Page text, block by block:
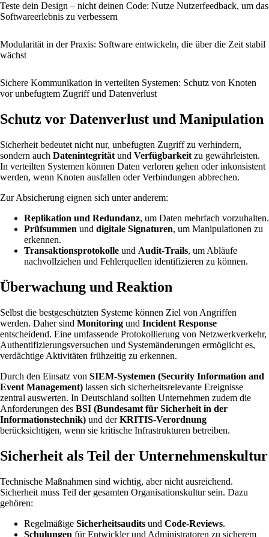
Teste dein Design – nicht deinen Code: Nutze Nutzerfeedback, um das
Softwareerlebnis zu verbessern
Modularität in der Praxis: Software entwickeln, die über die Zeit stabil
wächst
Sichere Kommunikation in verteilten Systemen: Schutz von Knoten
vor unbefugtem Zugriff und Datenverlust
Schutz vor Datenverlust und Manipulation
Sicherheit bedeutet nicht nur, unbefugten Zugriff zu verhindern,
sondern auch Datenintegrität und Verfügbarkeit zu gewährleisten.
In verteilten Systemen können Daten verloren gehen oder inkonsistent
werden, wenn Knoten ausfallen oder Verbindungen abbrechen.
Zur Absicherung eignen sich unter anderem:
Replikation und Redundanz, um Daten mehrfach vorzuhalten.
Prüfsummen und digitale Signaturen, um Manipulationen zu
erkennen.
Transaktionsprotokolle und Audit-Trails, um Abläufe
nachvollziehen und Fehlerquellen identifizieren zu können.
Überwachung und Reaktion
Selbst die bestgeschützten Systeme können Ziel von Angriffen
werden. Daher sind Monitoring und Incident Response
entscheidend. Eine umfassende Protokollierung von Netzwerkverkehr,
Authentifizierungsversuchen und Systemänderungen ermöglicht es,
verdächtige Aktivitäten frühzeitig zu erkennen.
Durch den Einsatz von SIEM-Systemen (Security Information and
Event Management) lassen sich sicherheitsrelevante Ereignisse
zentral auswerten. In Deutschland sollten Unternehmen zudem die
Anforderungen des BSI (Bundesamt für Sicherheit in der
Informationstechnik) und derKRITIS-Verordnung
berücksichtigen, wenn sie kritische Infrastrukturen betreiben.
Sicherheit als Teil der Unternehmenskultur
Technische Maßnahmen sind wichtig, aber nicht ausreichend.
Sicherheit muss Teil der gesamten Organisationskultur sein. Dazu
gehören:
Regelmäßige Sicherheitsaudits und Code-Reviews.
Schulungen für Entwickler und Administratoren zu sicherem